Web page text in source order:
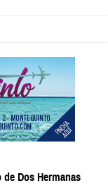
Dos Hermanas